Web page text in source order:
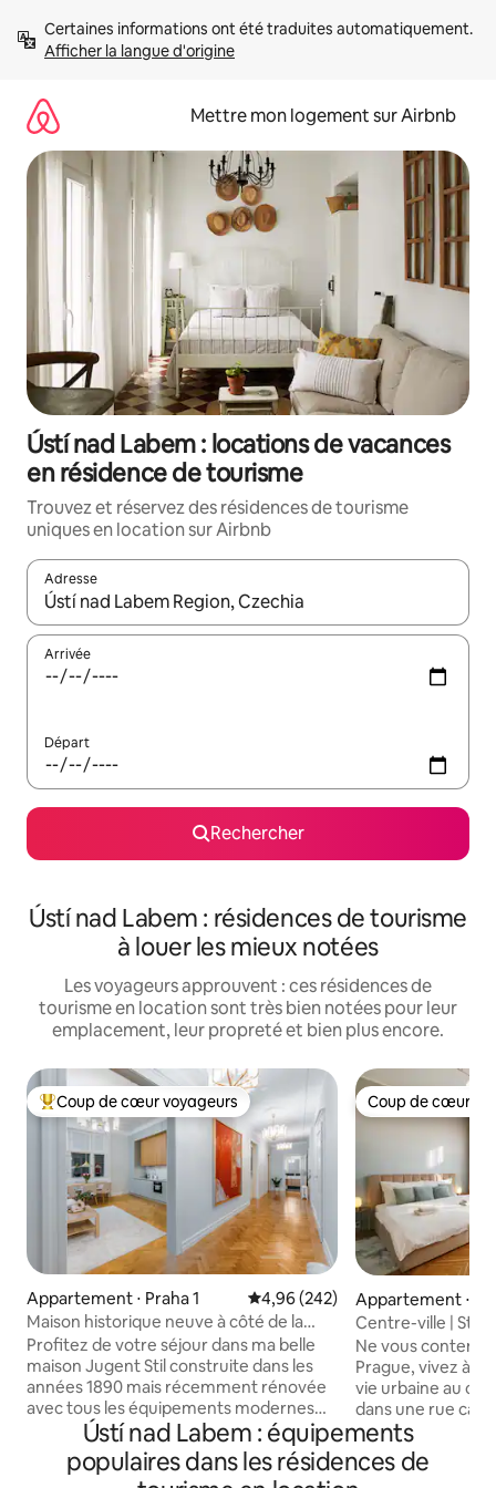
directement
Afficher la langue d'origine
Mettre mon logement sur Airbnb
Ústí nad Labem : locations de vacances
en résidence de tourisme
Trouvez et réservez des résidences de tourisme
uniques en location sur Airbnb
Adresse
Lorsque les résultats s'affichent, utilisez les flèches vers le
Arrivée
Départ
Rechercher
Ústí nad Labem : résidences de tourisme
à louer les mieux notées
Les voyageurs approuvent : ces résidences de
tourisme en location sont très bien notées pour leur
emplacement, leur propreté et bien plus encore.
Coups de cœur voyageurs les plus appréciés
Coup de cœur voyageurs
Appartement ⋅ Praha 1 Évaluation moyenne sur la
4,96 (242)
Maison historique neuve à côté de la
place de la vieille ville
Profitez de votre séjour dans ma belle
maison Jugent Stil construite dans les
années 1890 mais récemment rénovée
avec tous les équipements modernes
que l'on peut souhaiter, y compris la
climatisation intégrée dans toutes les
pièces. Appartement de deux chambres
Coup de cœur
Coup de cœur
Appartement ⋅
Centre-ville |
flambant neuf
Ne vous
Prague, vivez à
vie urbaine au
dans une rue
au centre des
principales
cinéma, salle de
Ústí nad Labem : équipements
populaires dans les résidences de